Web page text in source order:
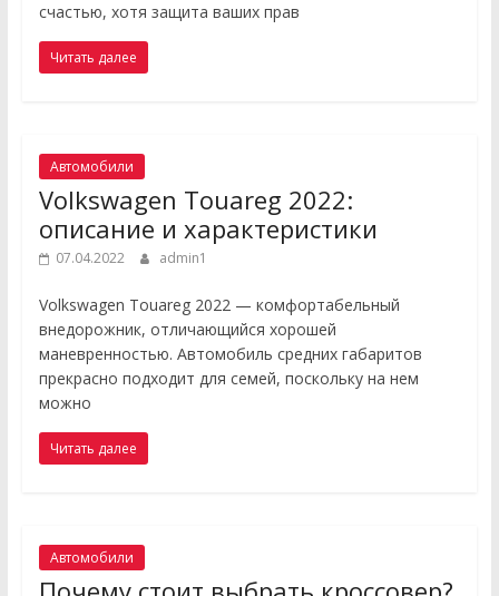
счастью, хотя защита ваших прав
Читать далее
Автомобили
Volkswagen Touareg 2022:
описание и характеристики
07.04.2022 admin1
Volkswagen Touareg 2022 — комфортабельный
внедорожник, отличающийся хорошей
маневренностью. Автомобиль средних габаритов
прекрасно подходит для семей, поскольку на нем
можно
Читать далее
Автомобили